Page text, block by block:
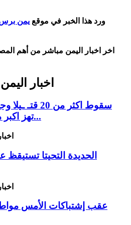
ورد هذا الخبر في موقع يمن
اخر اخبار اليمن مباشر من أهم
اخبار
سقوط اكثر من
تهز اكبر معسكرات الحـ ـوثيين...
الحديدة التحيتا
عقب إشتباكات الأمس